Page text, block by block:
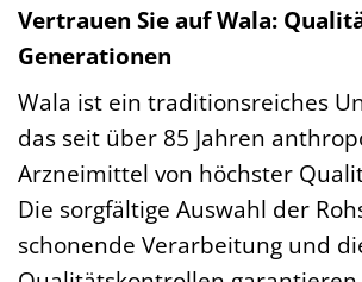
Vertrauen Sie auf Wala:
Generationen
Wala ist ein traditionsreiches
das seit über 85 Jahren
Arzneimittel von höchster
Die sorgfältige Auswahl der
schonende Verarbeitung und